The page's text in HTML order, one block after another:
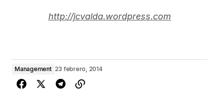
http://jcvalda.wordpress.com
Management 23 febrero, 2014